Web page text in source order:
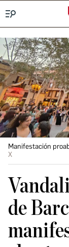
Manifestación
X
de